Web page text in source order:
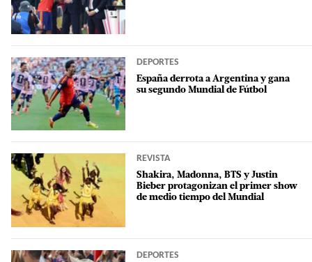
DEPORTES
España derrota a Argentina y gana
su segundo Mundial de Fútbol
REVISTA
Shakira, Madonna, BTS y Justin
Bieber protagonizan el primer show
de medio tiempo del Mundial
DEPORTES